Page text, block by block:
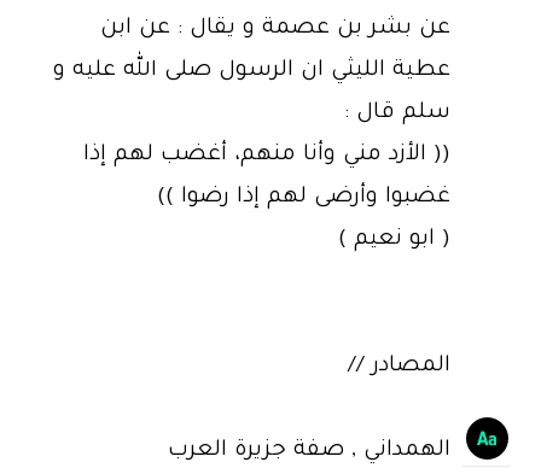
عن بشر بن عصمة و يقال : عن ابن
عطية الليثي ان الرسول صلى الله عليه و
سلم قال :
(( الأزد مني وأنا منهم، أغضب لهم إذا
غضبوا وأرضى لهم إذا رضوا‏ ))
( ابو نعيم )
المصادر //
الهمداني , صفة جزيرة العرب